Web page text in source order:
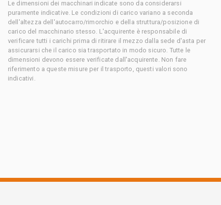
Le dimensioni dei macchinari indicate sono da considerarsi
puramente indicative. Le condizioni di carico variano a seconda
dell'altezza dell'autocarro/rimorchio e della struttura/posizione di
carico del macchinario stesso. L'acquirente è responsabile di
verificare tutti i carichi prima di ritirare il mezzo dalla sede d'asta per
assicurarsi che il carico sia trasportato in modo sicuro. Tutte le
dimensioni devono essere verificate dall'acquirente. Non fare
riferimento a queste misure per il trasporto, questi valori sono
indicativi.